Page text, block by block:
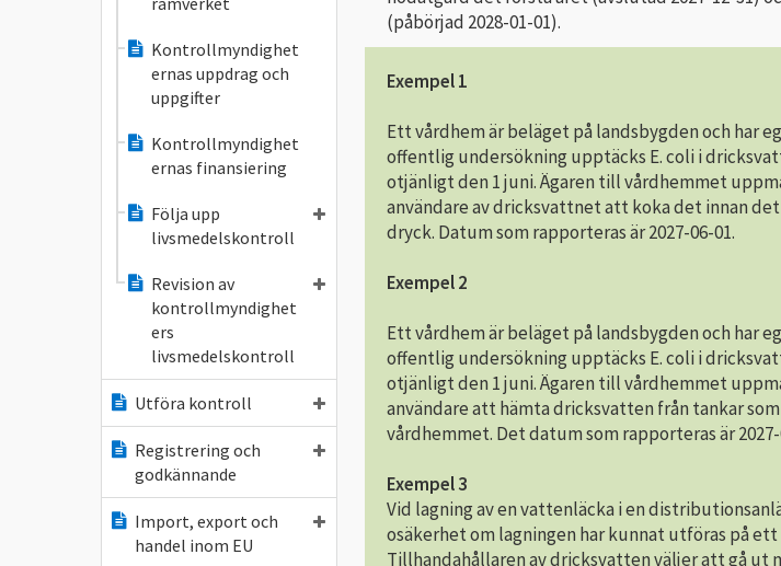
Kontrollmyndighet
ernas uppdrag och
uppgifter
Kontrollmyndighet
ernas finansiering
Följa upp
livsmedelskontroll
Revision av
kontrollmyndighet
ers
livsmedelskontroll
Utföra kontroll
Registrering och
godkännande
Import, export och
handel inom EU
(påbörjad 2028-01-01).
Exempel 1
Ett vårdhem är beläget på landsbygden och har
offentlig undersökning upptäcks E. coli i
otjänligt den 1 juni. Ägaren till vårdhemmet
användare av dricksvattnet att koka det innan
dryck. Datum som rapporteras är 2027-06-01.
Exempel 2
Ett vårdhem är beläget på landsbygden och har
offentlig undersökning upptäcks E. coli i
otjänligt den 1 juni. Ägaren till vårdhemmet
användare att hämta dricksvatten från tankar
vårdhemmet. Det datum som rapporteras är 2027-
Exempel 3
Vid lagning av en vattenläcka i en
osäkerhet om lagningen har kunnat utföras på
Tillhandahållaren av dricksvatten väljer att gå ut